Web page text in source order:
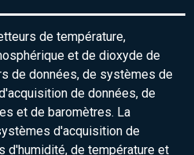
de température,
et de dioxyde de
de données, de systèmes de
de données, de
et de baromètres. La
d'acquisition de
d'humidité, de température et